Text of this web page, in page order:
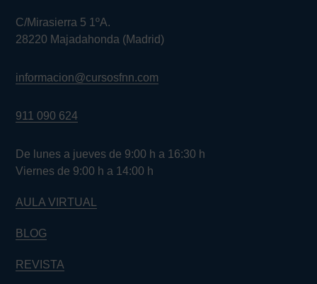
C/Mirasierra 5 1ºA.
28220 Majadahonda (Madrid)
informacion@cursosfnn.com
911 090 624
De lunes a jueves de 9:00 h a 16:30 h
Viernes de 9:00 h a 14:00 h
AULA VIRTUAL
BLOG
REVISTA